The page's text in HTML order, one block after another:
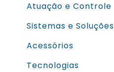
Atuação e Controle
Sistemas e Soluções
Acessórios
Tecnologias